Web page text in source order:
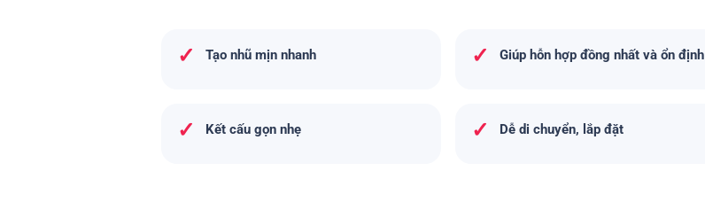
✓ Tạo nhũ mịn nhanh ✓ Giúp hỗn hợp đồng nhất và ổn định
✓ Kết cấu gọn nhẹ ✓ Dễ di chuyển, lắp đặt